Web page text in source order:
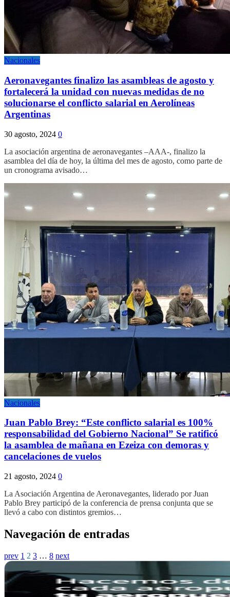
Nacionales
Aeronavegantes finalizo las asambleas de agosto y
fortalecerá la unidad con nuevas medidas de no
solucionarse el conflicto salarial en Aerolíneas
Argentinas
30 agosto, 2024 0
La asociación argentina de aeronavegantes –AAA-, finalizo la
asamblea del día de hoy, la última del mes de agosto, como parte de
un cronograma avisado…
Nacionales
Juan Pablo Brey: “Este conflicto salarial es 100%
responsabilidad del Gobierno Nacional” Se ratificó
la asamblea de mañana en Ezeiza con demoras y
cancelaciones de vuelos
21 agosto, 2024 0
La Asociación Argentina de Aeronavegantes, liderado por Juan
Pablo Brey participó de la conferencia de prensa conjunta que se
llevó a cabo con distintos gremios…
Navegación de entradas
prev 1 2 3 … 8 next